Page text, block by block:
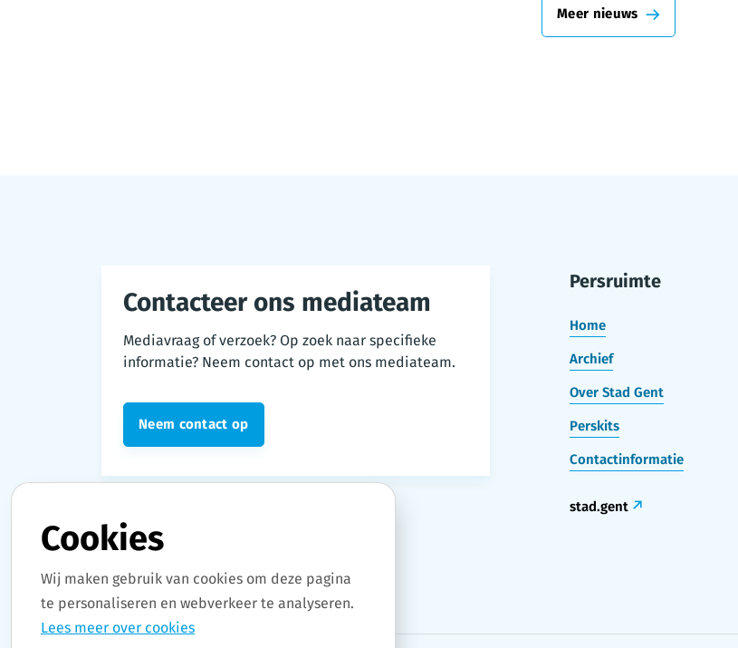
Meer nieuws
Contacteer ons mediateam
Mediavraag of verzoek? Op zoek naar specifieke
informatie? Neem contact op met ons mediateam.
Neem contact op
Persruimte
Home
Archief
Over Stad Gent
Perskits
Contactinformatie
stad.gent
Cookies
Wij maken gebruik van cookies om deze pagina
te personaliseren en webverkeer te analyseren.
Lees meer over cookies